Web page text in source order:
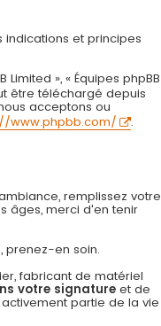
et principes
Limited », « Équipes phpBB
être téléchargé depuis
acceptons ou
www.phpbb.com/ .
remplissez votre
âges, merci d'en tenir
prenez-en soin.
fabricant de matériel
votre signature et de
partie de la vie